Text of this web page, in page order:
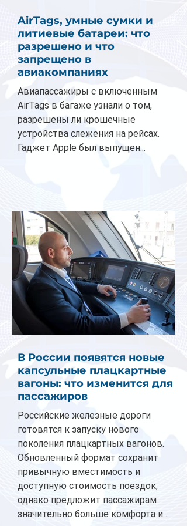
AirTags, умные сумки и
литиевые батареи: что
разрешено и что
запрещено в
авиакомпаниях
Авиапассажиры с включенным
AirTags в багаже узнали о том,
разрешены ли крошечные
устройства слежения на рейсах.
Гаджет Apple был выпущен...
В России появятся новые
капсульные плацкартные
вагоны: что изменится для
пассажиров
Российские железные дороги
готовятся к запуску нового
поколения плацкартных вагонов.
Обновленный формат сохранит
привычную вместимость и
доступную стоимость поездок,
однако предложит пассажирам
значительно больше комфорта и